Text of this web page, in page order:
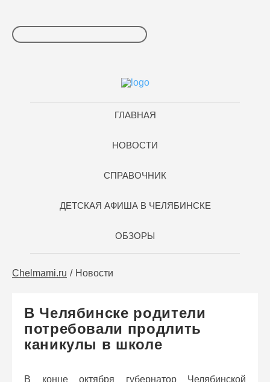
ГЛАВНАЯ
НОВОСТИ
СПРАВОЧНИК
ДЕТСКАЯ АФИША В ЧЕЛЯБИНСКЕ
ОБЗОРЫ
Chelmami.ru Новости
В Челябинске родители
потребовали продлить
каникулы в школе
В конце октября губернатор Челябинской